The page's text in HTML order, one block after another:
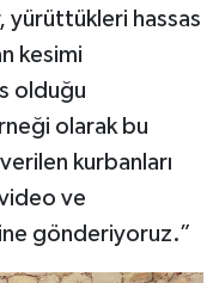
yürüttükleri hassas
kesimi
olduğu
olarak bu
kurbanları
ve
gönderiyoruz.”